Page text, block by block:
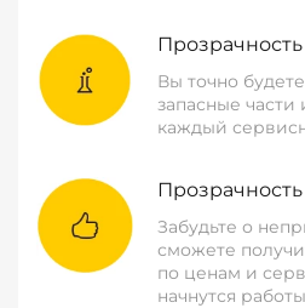
Прозрачность
Вы точно
запасные части
каждый
Забудьте о
сможете
по ценам и
начнутся